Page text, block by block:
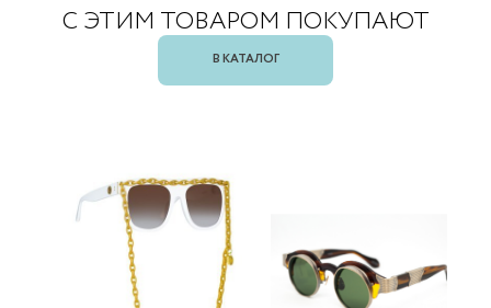
С ЭТИМ ТОВАРОМ ПОКУПАЮТ
В КАТАЛОГ